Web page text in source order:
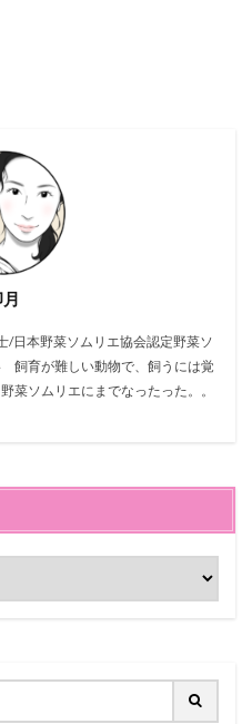
/日本野菜ソムリエ協会認定野菜ソ
飼育が難しい動物で、飼うには覚
菜ソムリエにまでなったった。。